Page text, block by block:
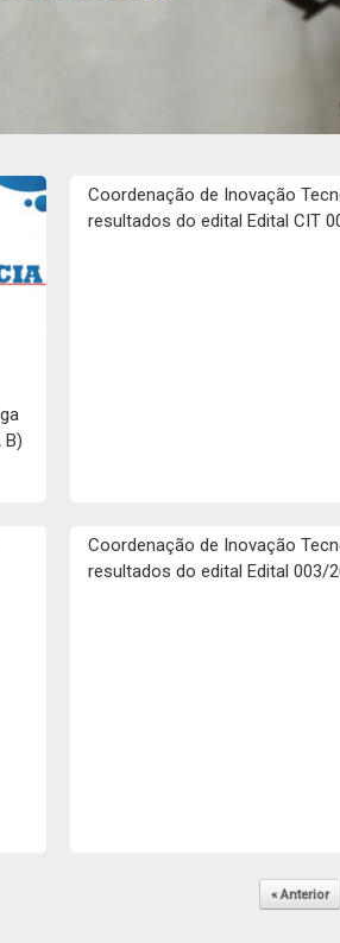
B)
Coordenação de Inovação
resultados do edital Edital CIT
Coordenação de Inovação
resultados do edital Edital 003/
« Anterior